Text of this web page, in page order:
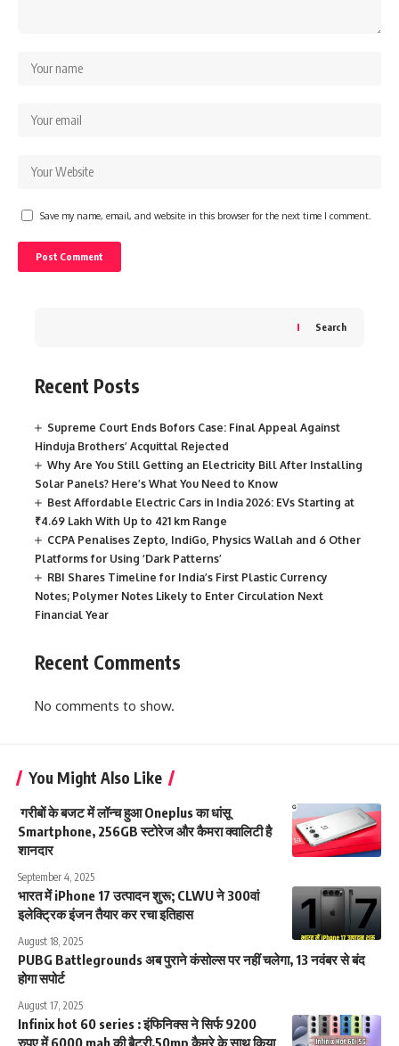
Save my name, email, and website in this browser for the next time I comment.
Search
Recent Posts
Supreme Court Ends Bofors Case: Final Appeal Against
Hinduja Brothers’ Acquittal Rejected
Why Are You Still Getting an Electricity Bill After Installing
Solar Panels? Here’s What You Need to Know
Best Affordable Electric Cars in India 2026: EVs Starting at
₹4.69 Lakh With Up to 421 km Range
CCPA Penalises Zepto, IndiGo, Physics Wallah and 6 Other
Platforms for Using ‘Dark Patterns’
RBI Shares Timeline for India’s First Plastic Currency
Notes; Polymer Notes Likely to Enter Circulation Next
Financial Year
Recent Comments
No comments to show.
You Might Also Like
गरीबों के बजट में लॉन्च हुआ Oneplus का धांसू
Smartphone, 256GB स्टोरेज और कैमरा क्वालिटी है
शानदार
September 4, 2025
भारत में iPhone 17 उत्पादन शुरू; CLWU ने 300वां
इलेक्ट्रिक इंजन तैयार कर रचा इतिहास
August 18, 2025
PUBG Battlegrounds अब पुराने कंसोल्स पर नहीं चलेगा, 13 नवंबर से बंद
होगा सपोर्ट
August 17, 2025
Infinix hot 60 series : इंफिनिक्स ने सिर्फ 9200
रुपए में 6000 mah की बैटरी,50mp कैमरे के साथ किया